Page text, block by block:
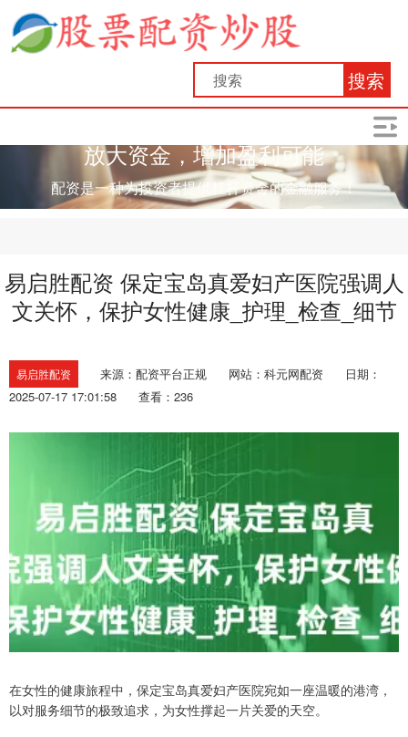
搜索
放大资金，增加盈利可能
配资是一种为投资者提供杠杆资金的金融服务！
易启胜配资 保定宝岛真爱妇产医院强调人
文关怀，保护女性健康_护理_检查_细节
易启胜配资 来源：配资平台正规 网站：科元网配资
日期：
2025-07-17 17:01:58
查看：236
在女性的健康旅程中，保定宝岛真爱妇产医院宛如一座温暖的港湾，
以对服务细节的极致追求，为女性撑起一片关爱的天空。